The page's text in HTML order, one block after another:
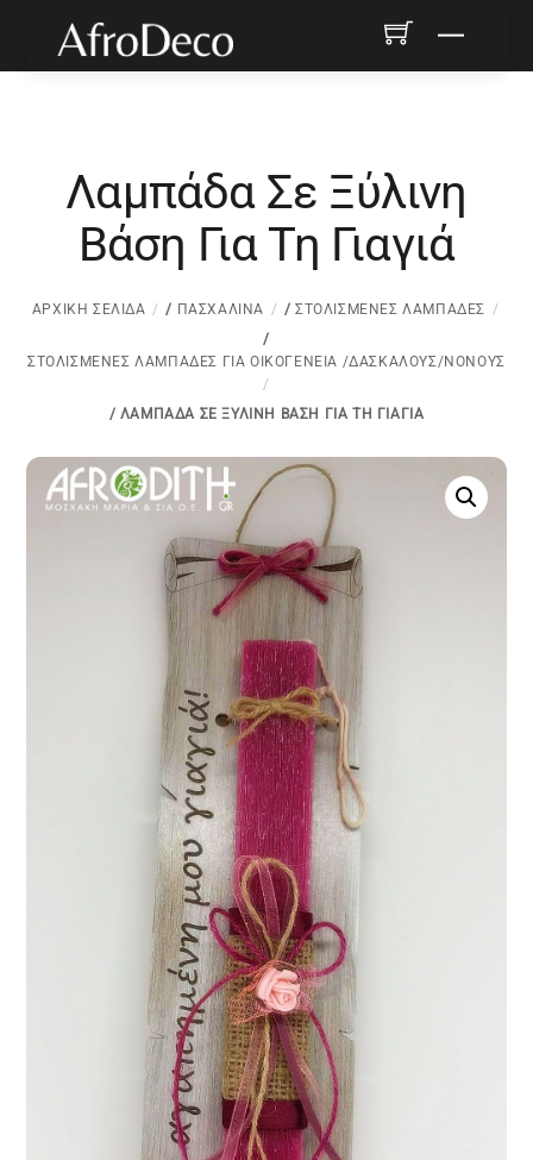
content
Menu
Λαμπάδα Σε Ξύλινη
Βάση Για Τη Γιαγιά
ΑΡΧΙΚΉ ΣΕΛΊΔΑ / ΠΑΣΧΑΛΙΝΆ /ΣΤΟΛΙΣΜΈΝΕΣ ΛΑΜΠΆΔΕΣ
/
ΣΤΟΛΙΣΜΈΝΕΣ ΛΑΜΠΆΔΕΣ ΓΙΑ ΟΙΚΟΓΈΝΕΙΑ /ΔΑΣΚΆΛΟΥΣ/ΝΟΝΟΎΣ
/ ΛΑΜΠΆΔΑ ΣΕ ΞΎΛΙΝΗ ΒΆΣΗ ΓΙΑ ΤΗ ΓΙΑΓΙΆ